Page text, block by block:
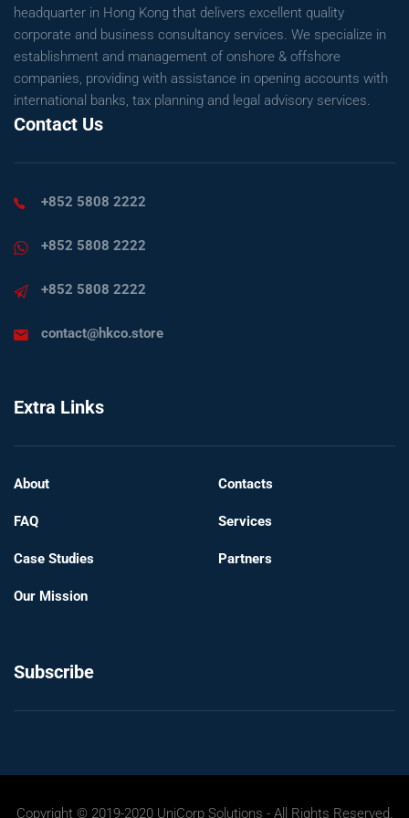
headquarter in Hong Kong that delivers excellent quality
corporate and business consultancy services. We specialize in
establishment and management of onshore & offshore
companies, providing with assistance in opening accounts with
international banks, tax planning and legal advisory services.
Contact Us
+852 5808 2222
+852 5808 2222
+852 5808 2222
contact@hkco.store
Extra Links
About Contacts
FAQ Services
Case Studies Partners
Our Mission
Subscribe
Copyright © 2019-2020 UniCorp Solutions - All Rights Reserved.